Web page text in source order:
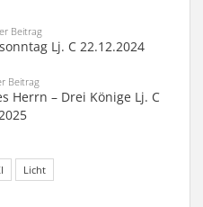
Beitrag
Lj. C 22.12.2024
Beitrag
Herrn – Drei Könige Lj. C
Licht